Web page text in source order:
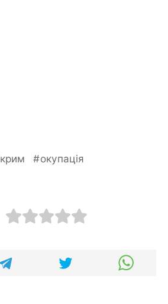
крим
окупація